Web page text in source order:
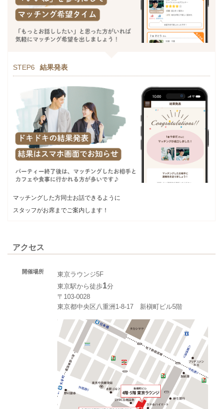
STEP6 結果発表
マッチングした方同士お話できるように
スタッフがお席までご案内します！
アクセス
開催場所
東京ラウンジ5F
東京駅から徒歩1分
〒103-0028
東京都中央区八重洲1-8-17 新槇町ビル5階